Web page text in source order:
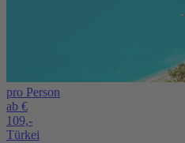
pro Person
ab €
109,-
Türkei